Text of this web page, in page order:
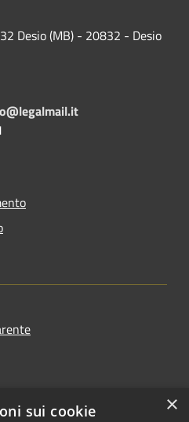
Desio (MB) - 20832 - Desio
×
sui cookie